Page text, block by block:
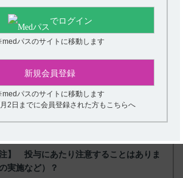
0.2％電子添文 2023年4月改訂（第2版）
戻る
注】 投与にあたり注意することはありま
実施など）？
でログイン
パスのサイトに移動します
新規会員登録
パスのサイトに移動します
2日までに会員登録された方もこちらへ